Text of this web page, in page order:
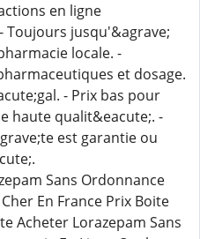
en ligne
Toujours jusqu'&agrave;
locale. -
et dosage.
- Prix bas pour
haute qualit&eacute;. -
est garantie ou
Sans Ordonnance
En France Prix Boite
Acheter Lorazepam Sans